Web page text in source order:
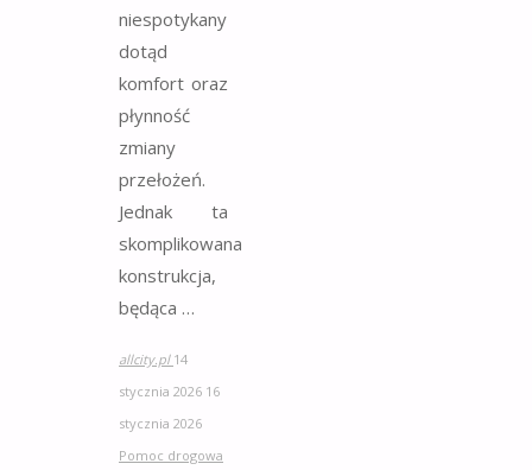
niespotykany
dotąd
komfort oraz
płynność
zmiany
przełożeń.
Jednak ta
skomplikowana
konstrukcja,
będąca …
allcity.pl 14
stycznia 2026 16
stycznia 2026
Pomoc drogowa